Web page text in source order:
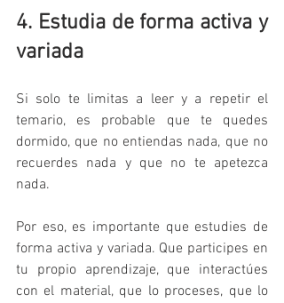
4. Estudia de forma activa y
variada
Si solo te limitas a leer y a repetir el
temario, es probable que te quedes
dormido, que no entiendas nada, que no
recuerdes nada y que no te apetezca
nada.
Por eso, es importante que estudies de
forma activa y variada. Que participes en
tu propio aprendizaje, que interactúes
con el material, que lo proceses, que lo